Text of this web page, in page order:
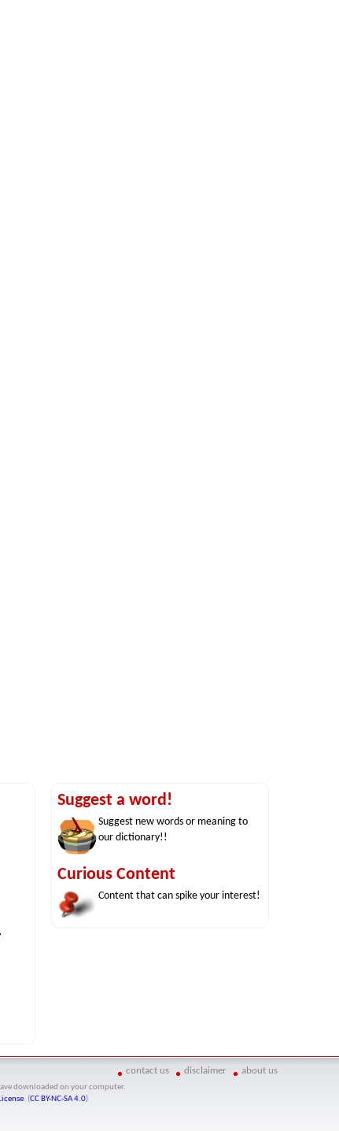
Suggest a word!
Suggest new words or meaning to
our dictionary!!
Curious Content
Content that can spike your interest!
contact us disclaimer about us
downloaded on your computer.
. (CC BY-NC-SA 4.0)